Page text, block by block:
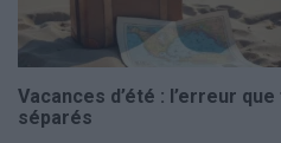
Vacances d’été : l’erreur
séparés